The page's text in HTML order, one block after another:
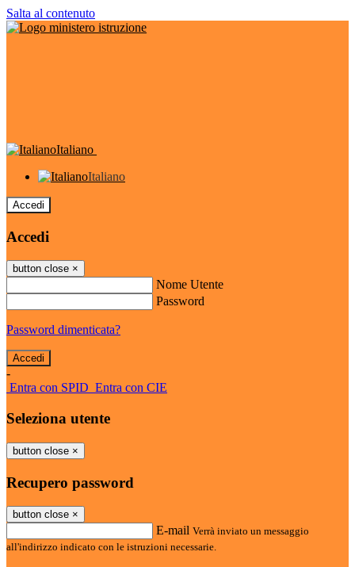
Salta al contenuto
Italiano
Italiano
Accedi
Accedi
button close ×
Nome Utente
Password
Password dimenticata?
-
Entra con SPID Entra con CIE
Seleziona utente
button close ×
Recupero password
button close ×
E-mail Verrà inviato un messaggio
all'indirizzo indicato con le istruzioni necessarie.